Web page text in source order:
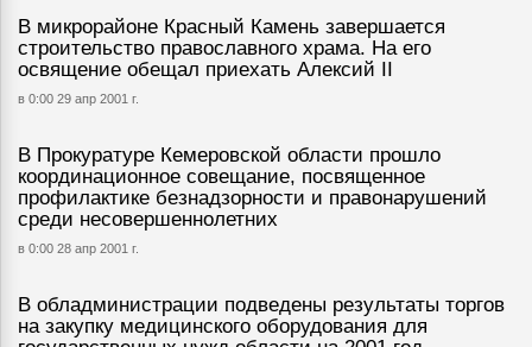
В микрорайоне Красный Камень завершается
строительство православного храма. На его
освящение обещал приехать Алексий II
в 0:00 29 апр 2001 г.
В Прокуратуре Кемеровской области прошло
координационное совещание, посвященное
профилактике безнадзорности и правонарушений
среди несовершеннолетних
в 0:00 28 апр 2001 г.
В обладминистрации подведены результаты торгов
на закупку медицинского оборудования для